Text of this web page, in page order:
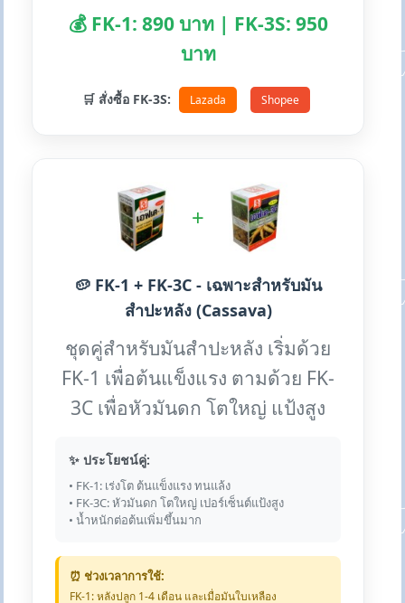
💰 FK-1: 890 บาท | FK-3S: 950
บาท
🛒 สั่งซื้อ FK-3S: Lazada Shopee
+
🥔 FK-1 + FK-3C - เฉพาะสำหรับมัน
สำปะหลัง (Cassava)
ชุดคู่สำหรับมันสำปะหลัง เริ่มด้วย
FK-1 เพื่อต้นแข็งแรง ตามด้วย FK-
3C เพื่อหัวมันดก โตใหญ่ แป้งสูง
✨ ประโยชน์คู่:
• FK-1: เร่งโต ต้นแข็งแรง ทนแล้ง
• FK-3C: หัวมันดก โตใหญ่ เปอร์เซ็นต์แป้งสูง
• น้ำหนักต่อต้นเพิ่มขึ้นมาก
⏰ ช่วงเวลาการใช้:
FK-1: หลังปลูก 1-4 เดือน และเมื่อมันใบเหลือง